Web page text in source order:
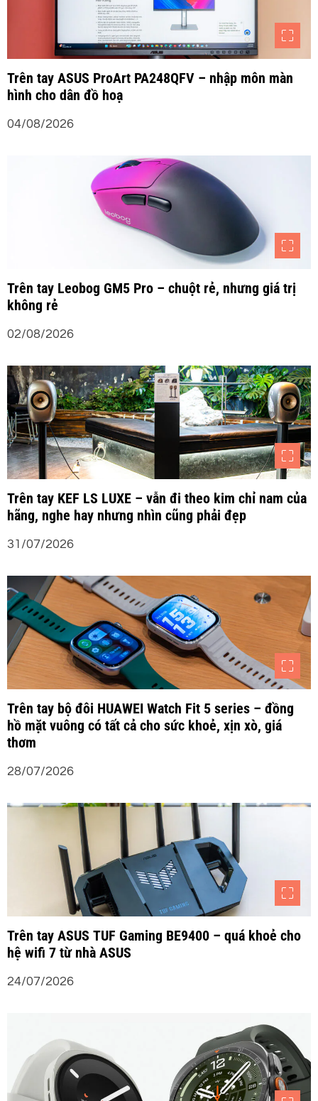
g
b
à
t
Trên tay ASUS ProArt PA248QFV – nhập môn màn
hình cho dân đồ hoạ
04/08/2026
Trên tay Leobog GM5 Pro – chuột rẻ, nhưng giá trị
không rẻ
02/08/2026
Trên tay KEF LS LUXE – vẫn đi theo kim chỉ nam của
hãng, nghe hay nhưng nhìn cũng phải đẹp
31/07/2026
Trên tay bộ đôi HUAWEI Watch Fit 5 series – đồng
hồ mặt vuông có tất cả cho sức khoẻ, xịn xò, giá
thơm
28/07/2026
Trên tay ASUS TUF Gaming BE9400 – quá khoẻ cho
hệ wifi 7 từ nhà ASUS
24/07/2026